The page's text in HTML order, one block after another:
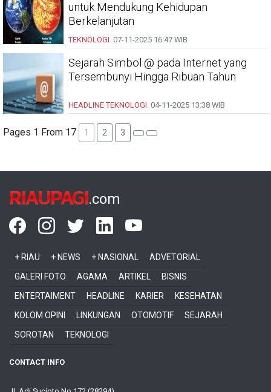
untuk Mendukung Kehidupan
Berkelanjutan
TEKNOLOGI 07-11-2025 16:47 WIB
Sejarah Simbol @ pada Internet yang
Tersembunyi Hingga Ribuan Tahun
HEADLINE TEKNOLOGI 04-11-2025 13:38 WIB
Pages 1 From 17 1 2 3
RIAUPAGI.com
+ RIAU + NEWS + NASIONAL
ADVETORIAL
GALERI FOTO
AGAMA ARTIKEL
BISNIS
ENTERTAIMENT
HEADLINE KARIER
KESEHATAN
KOLOM OPINI
LINKUNGAN OTOMOTIF
SEJARAH
SOROTAN
TEKNOLOGI
CONTACT INFO